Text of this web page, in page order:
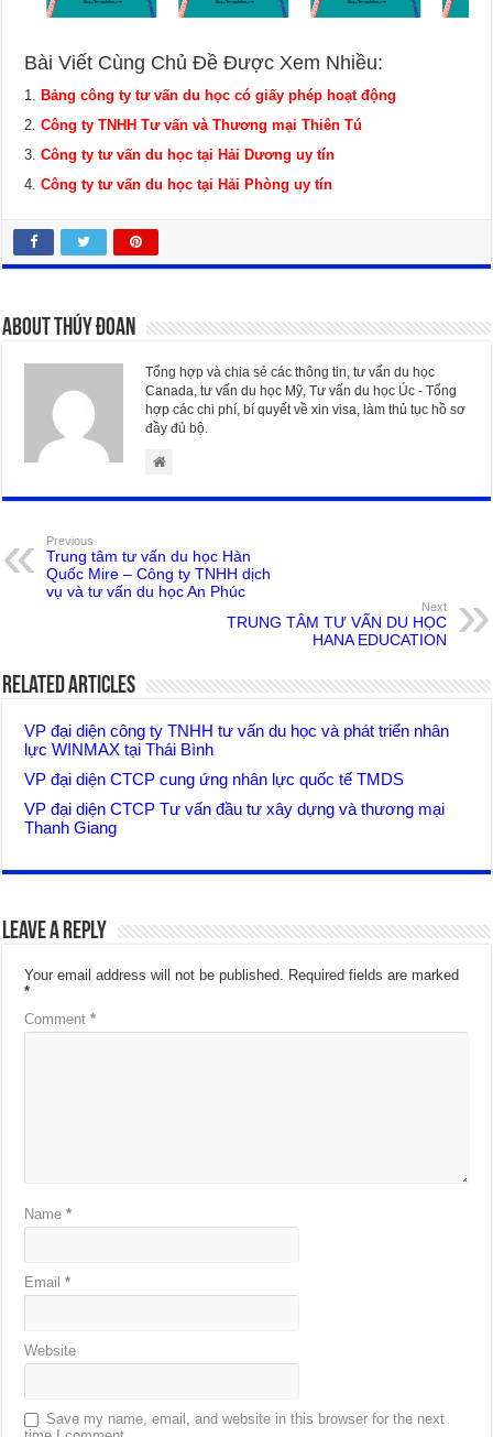
Bài Viết Cùng Chủ Đề Được Xem Nhiều:
Bảng công ty tư vấn du học có giấy phép hoạt động
Công ty TNHH Tư vấn và Thương mại Thiên Tú
Công ty tư vấn du học tại Hải Dương uy tín
Công ty tư vấn du học tại Hải Phòng uy tín
About Thúy Đoan
Tổng hợp và chia sẻ các thông tin, tư vấn du học
Canada, tư vấn du học Mỹ, Tư vấn du học Úc - Tổng
hợp các chi phí, bí quyết về xin visa, làm thủ tục hồ sơ
đầy đủ bộ.
Previous
Trung tâm tư vấn du học Hàn
Quốc Mire – Công ty TNHH dịch
vụ và tư vấn du học An Phúc
Next
TRUNG TÂM TƯ VẤN DU HỌC
HANA EDUCATION
Related Articles
VP đại diện công ty TNHH tư vấn du học và phát triển nhân
lực WINMAX tại Thái Bình
VP đại diện CTCP cung ứng nhân lực quốc tế TMDS
VP đại diện CTCP Tư vấn đầu tư xây dựng và thương mại
Thanh Giang
Leave a Reply
Your email address will not be published. Required fields are marked
*
Comment*
Name*
Email*
Website
Save my name, email, and website in this browser for the next